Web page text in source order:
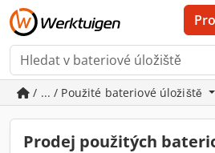
/ ... / Použité bateriové úložiště
Prodej použitých